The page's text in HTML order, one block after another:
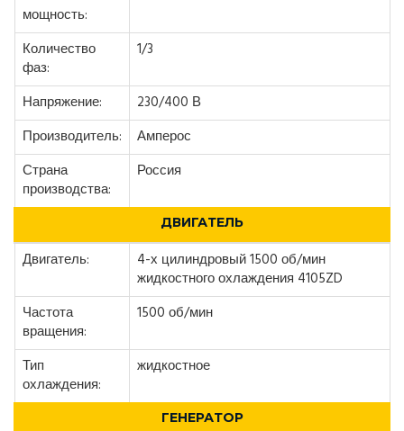
мощность:
Количество
фаз:
1/3
Напряжение:
230/400 В
Производитель:
Амперос
Страна
производства:
Россия
ДВИГАТЕЛЬ
Двигатель:
4-х цилиндровый 1500 об/мин
жидкостного охлаждения 4105ZD
Частота
вращения:
1500 об/мин
Тип
охлаждения:
жидкостное
ГЕНЕРАТОР